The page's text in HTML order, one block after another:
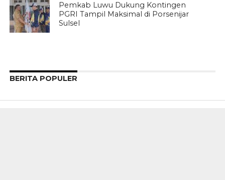
Pemkab Luwu Dukung Kontingen
PGRI Tampil Maksimal di Porsenijar
Sulsel
BERITA POPULER